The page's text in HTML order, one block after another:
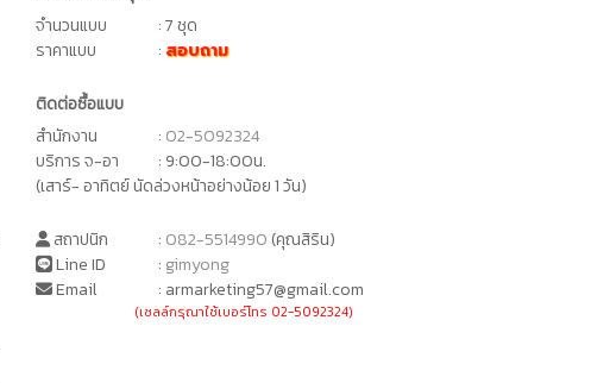
จำนวนแบบ
: 7 ชุด
ราคาแบบ
: สอบถาม
ติดต่อซื้อแบบ
สำนักงาน
: 02-5092324
บริการ จ-อา
: 9:00-18:00น.
(เสาร์- อาทิตย์ นัดล่วงหน้าอย่างน้อย 1 วัน)
สถาปนิก : 082-5514990 (คุณสิริน)
Line ID
: gimyong
Email
: armarketing57@gmail.com
(เซลล์กรุณาใช้เบอร์โทร 02-5092324)